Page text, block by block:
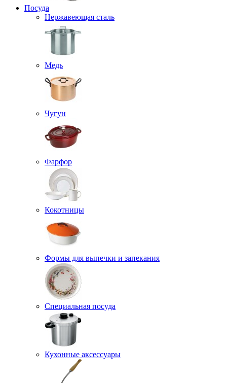
Посуда
Нержавеющая сталь
Медь
Чугун
Фарфор
Кокотницы
Формы для выпечки и запекания
Специальная посуда
Кухонные аксессуары